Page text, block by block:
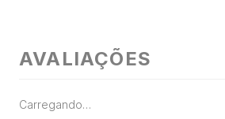
AVALIAÇÕES
Carregando…